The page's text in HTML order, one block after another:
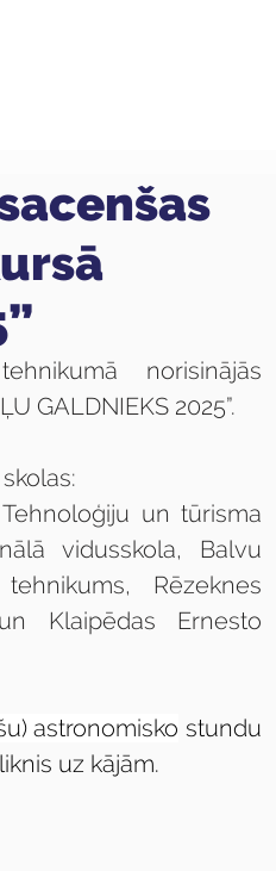
norisinājās
GALDNIEKS 2025”.
un tūrisma
vidusskola, Balvu
Rēzeknes
Klaipēdas Ernesto
astronomisko stundu
uz kājām.